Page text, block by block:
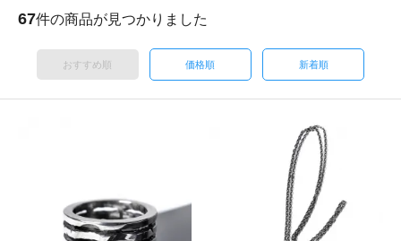
67件の商品が見つかりました
おすすめ順 価格順 新着順